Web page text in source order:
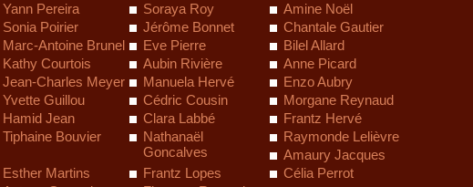
Yann Pereira
Soraya Roy
Amine Noël
Sonia Poirier
Jérôme Bonnet
Chantale Gautier
Marc-Antoine Brunel
Eve Pierre
Bilel Allard
Kathy Courtois
Aubin Rivière
Anne Picard
Jean-Charles Meyer
Manuela Hervé
Enzo Aubry
Yvette Guillou
Cédric Cousin
Morgane Reynaud
Hamid Jean
Clara Labbé
Frantz Hervé
Tiphaine Bouvier
Nathanaël
Goncalves
Raymonde Lelièvre
Amaury Jacques
Esther Martins
Frantz Lopes
Célia Perrot